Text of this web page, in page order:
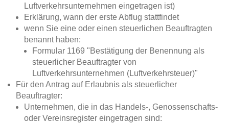
Luftverkehrsunternehmen eingetragen ist)
Erklärung, wann der erste Abflug stattfindet
wenn Sie eine oder einen steuerlichen Beauftragten
benannt haben:
Formular 1169 "Bestätigung der Benennung als
steuerlicher Beauftragter von
Luftverkehrsunternehmen (Luftverkehrsteuer)"
Für den Antrag auf Erlaubnis als steuerlicher
Beauftragter:
Unternehmen, die in das Handels-, Genossenschafts-
oder Vereinsregister eingetragen sind: